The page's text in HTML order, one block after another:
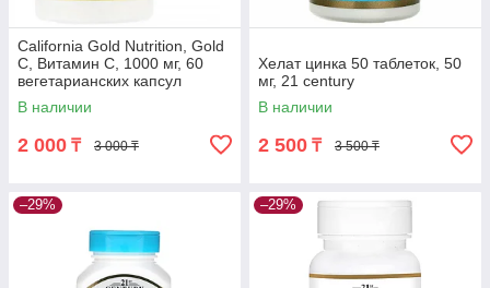
California Gold Nutrition, Gold
C, Витамин C, 1000 мг, 60
вегетарианских капсул
В наличии
2 000 ₸ 3 000 ₸
Хелат цинка 50 таблеток, 50
мг, 21 century
В наличии
2 500 ₸ 3 500 ₸
–29% –29%